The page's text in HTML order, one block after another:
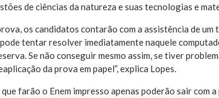
de ciências da natureza e suas tecnologias e
os candidatos contarão com a assistência de
tentar resolver imediatamente naquele
Se não conseguir mesmo assim, se tiver
da prova em papel”, explica Lopes.
farão o Enem impresso apenas poderão sair com